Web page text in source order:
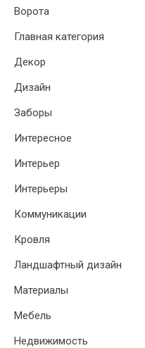
Ворота
Главная категория
Декор
Дизайн
Заборы
Интересное
Интерьер
Интерьеры
Коммуникации
Кровля
Ландшафтный дизайн
Материалы
Мебель
Недвижимость